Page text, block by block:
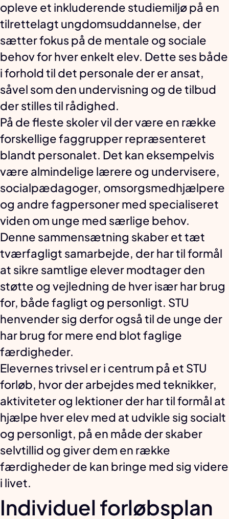
opleve et inkluderende studiemiljø på en
tilrettelagt ungdomsuddannelse, der
sætter fokus på de mentale og sociale
behov for hver enkelt elev. Dette ses både
i forhold til det personale der er ansat,
såvel som den undervisning og de tilbud
der stilles til rådighed.
På de fleste skoler vil der være en række
forskellige faggrupper repræsenteret
blandt personalet. Det kan eksempelvis
være almindelige lærere og undervisere,
socialpædagoger, omsorgsmedhjælpere
og andre fagpersoner med specialiseret
viden om unge med særlige behov.
Denne sammensætning skaber et tæt
tværfagligt samarbejde, der har til formål
at sikre samtlige elever modtager den
støtte og vejledning de hver især har brug
for, både fagligt og personligt. STU
henvender sig derfor også til de unge der
har brug for mere end blot faglige
færdigheder.
Elevernes trivsel er i centrum på et STU
forløb, hvor der arbejdes med teknikker,
aktiviteter og lektioner der har til formål at
hjælpe hver elev med at udvikle sig socialt
og personligt, på en måde der skaber
selvtillid og giver dem en række
færdigheder de kan bringe med sig videre
i livet.
Individuel forløbsplan